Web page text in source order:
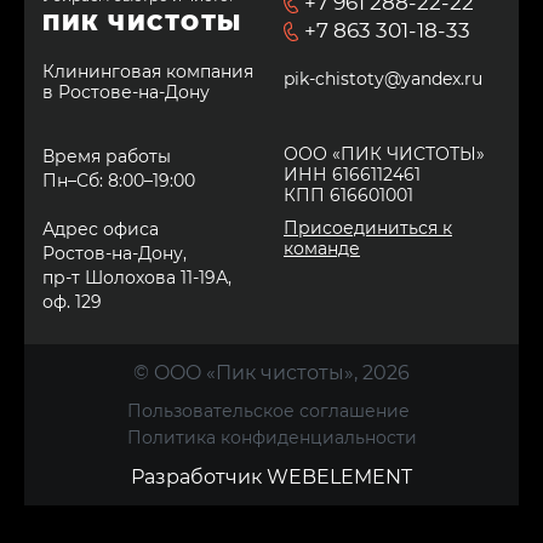
ПИК ЧИСТОТЫ
Клининговая компания
в Ростове-на-Дону
+7 863 301-18-33
pik-chistoty@yandex.ru
Время работы
Пн–Сб: 8:00–19:00
Адрес офиса
Ростов-на-Дону,
пр-т Шолохова 11-19А,
оф. 129
ООО «ПИК ЧИСТОТЫ»
ИНН 6166112461
КПП 616601001
Присоединиться к
команде
© OOO «Пик чистоты», 2026
Пользовательское соглашение
Политика конфиденциальности
Разработчик WEBELEMENT